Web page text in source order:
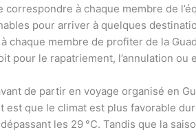
à chaque membre de
pour arriver à quelques
chaque membre de profiter de la
pour le rapatriement, l’annulation ou
de partir en voyage organisé en
est que le climat est plus favorable
les 29 °C. Tandis que la